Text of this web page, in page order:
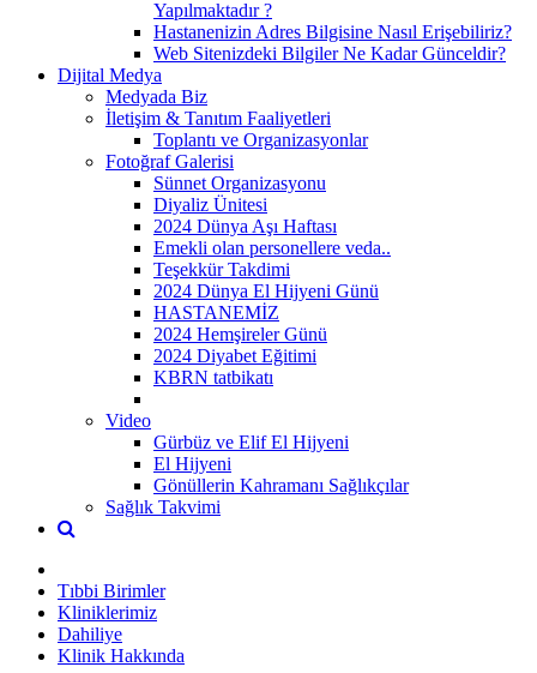
Yapılmaktadır ?
Hastanenizin Adres Bilgisine Nasıl Erişebiliriz?
Web Sitenizdeki Bilgiler Ne Kadar Günceldir?
Dijital Medya
Medyada Biz
İletişim & Tanıtım Faaliyetleri
Toplantı ve Organizasyonlar
Fotoğraf Galerisi
Sünnet Organizasyonu
Diyaliz Ünitesi
2024 Dünya Aşı Haftası
Emekli olan personellere veda..
Teşekkür Takdimi
2024 Dünya El Hijyeni Günü
HASTANEMİZ
2024 Hemşireler Günü
2024 Diyabet Eğitimi
KBRN tatbikatı
Video
Gürbüz ve Elif El Hijyeni
El Hijyeni
Gönüllerin Kahramanı Sağlıkçılar
Sağlık Takvimi
Tıbbi Birimler
Kliniklerimiz
Dahiliye
Klinik Hakkında